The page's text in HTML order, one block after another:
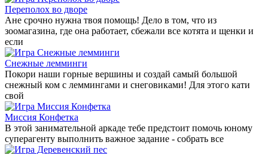
Переполох во дворе
Ане срочно нужна твоя помощь! Дело в том, что из
зоомагазина, где она работает, сбежали все котята и щенки и
если
Снежные лемминги
Покори наши горные вершины и создай самый большой
снежный ком с леммингами и снеговиками! Для этого кати
свой
Миссия Конфетка
В этой занимательной аркаде тебе предстоит помочь юному
суперагенту выполнить важное задание - собрать все